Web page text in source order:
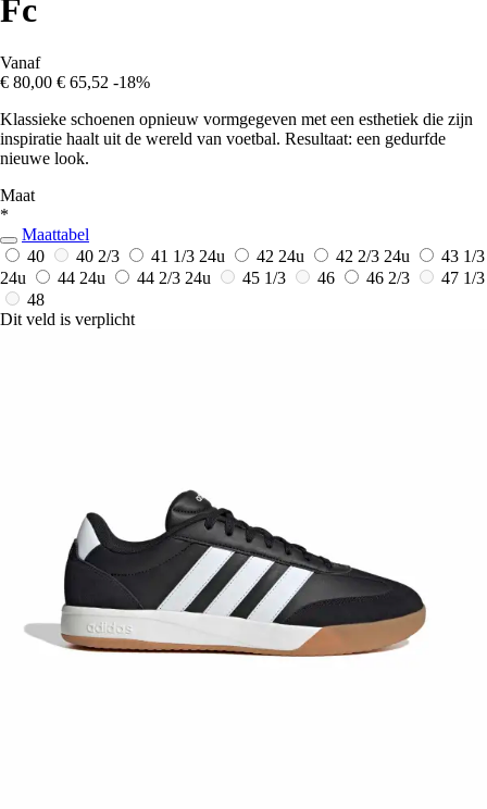
Fc
Vanaf
€ 80,00 € 65,52 -18%
Klassieke schoenen opnieuw vormgegeven met een esthetiek die zijn
inspiratie haalt uit de wereld van voetbal. Resultaat: een gedurfde
nieuwe look.
Maat
*
Maattabel
40
40 2/3 41 1/3 24u 42 24u 42 2/3 24u
43 1/3
24u
44 24u 44 2/3 24u 45 1/3 46 46 2/3
47 1/3
48
Dit veld is verplicht